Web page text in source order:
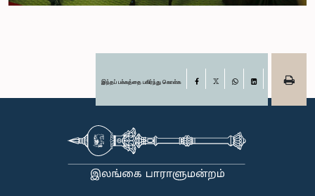
இந்தப் பக்கத்தை பகிர்ந்து கொள்க Facebook